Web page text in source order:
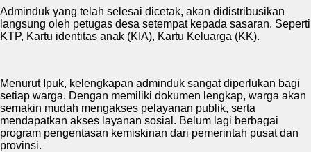
Adminduk yang telah selesai dicetak, akan didistribusikan
langsung oleh petugas desa setempat kepada sasaran. Seperti
KTP, Kartu identitas anak (KIA), Kartu Keluarga (KK).
Menurut Ipuk, kelengkapan adminduk sangat diperlukan bagi
setiap warga. Dengan memiliki dokumen lengkap, warga akan
semakin mudah mengakses pelayanan publik, serta
mendapatkan akses layanan sosial. Belum lagi berbagai
program pengentasan kemiskinan dari pemerintah pusat dan
provinsi.